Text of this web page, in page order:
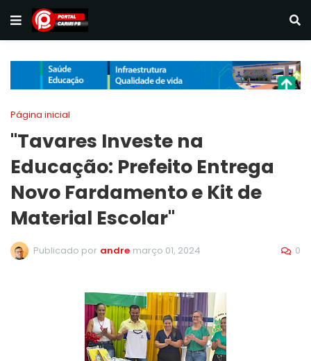
Página inicial
"Tavares Investe na
Educação: Prefeito Entrega
Novo Fardamento e Kit de
Material Escolar"
Publicado por andre março 01, 2024 0